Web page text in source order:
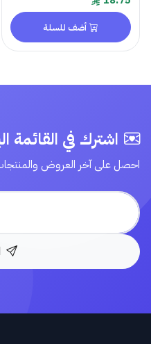
أضف للسلة
اشترك في القائمة
احصل على آخر العروض